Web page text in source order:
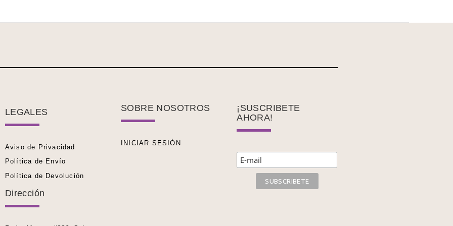
LEGALES
Aviso de Privacidad
Política de Envío
Política de Devolución
Dirección
SOBRE NOSOTROS
INICIAR SESIÓN
¡SUSCRIBETE
AHORA!